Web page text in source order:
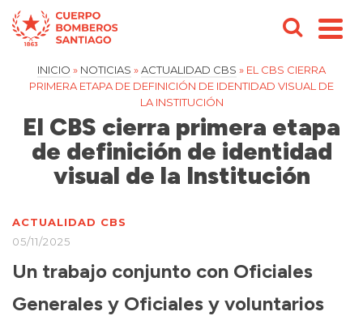
INICIO » NOTICIAS »ACTUALIDAD CBS » EL CBS CIERRA
PRIMERA ETAPA DE DEFINICIÓN DE IDENTIDAD VISUAL DE
LA INSTITUCIÓN
El CBS cierra primera etapa
de definición de identidad
visual de la Institución
ACTUALIDAD CBS
05/11/2025
Un trabajo conjunto con Oficiales
Generales y Oficiales y voluntarios